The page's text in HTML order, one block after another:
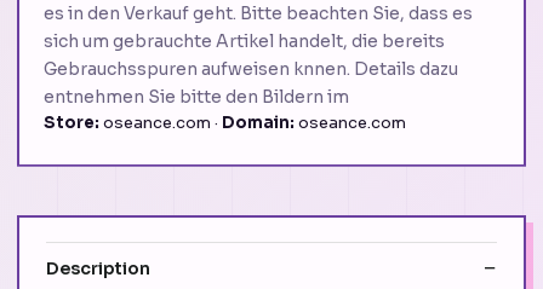
es in den Verkauf geht. Bitte beachten Sie, dass es
sich um gebrauchte Artikel handelt, die bereits
Gebrauchsspuren aufweisen knnen. Details dazu
entnehmen Sie bitte den Bildern im
Store: oseance.com · Domain: oseance.com
Description